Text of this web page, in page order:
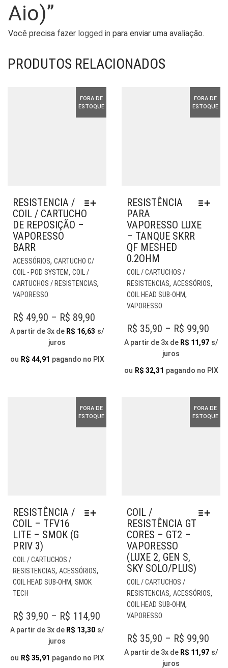
Aio)”
Você precisa fazer logged in para enviar uma avaliação.
PRODUTOS RELACIONADOS
FORA DE
ESTOQUE
RESISTENCIA /
COIL / CARTUCHO
DE REPOSIÇÃO –
VAPORESSO
BARR
ACESSÓRIOS, CARTUCHO C/
COIL - POD SYSTEM, COIL /
CARTUCHOS / RESISTENCIAS,
VAPORESSO
PRODUTO
VARIANTES.
OPÇÕES
PODEM
ESCOLHIDAS
R$ 49,90 – R$ 89,90
RANGE:
R$ 49,90
THROUGH
R$ 89,90
A partir de 3x de R$ 16,63 s/
juros
ou R$ 44,91 pagando no PIX
FORA DE
ESTOQUE
RESISTÊNCIA
PARA
VAPORESSO LUXE
– TANQUE SKRR
QF MESHED
0.2OHM
COIL / CARTUCHOS /
RESISTENCIAS, ACESSÓRIOS,
COIL HEAD SUB-OHM,
VAPORESSO
R$ 35,90 – R$ 99,90
A partir de 3x de R$ 11,97 s/
juros
ou R$ 32,31 pagando no PIX
FORA DE
ESTOQUE
RESISTÊNCIA /
COIL – TFV16
LITE – SMOK (G
PRIV 3)
COIL / CARTUCHOS /
RESISTENCIAS, ACESSÓRIOS,
COIL HEAD SUB-OHM, SMOK
TECH
PRODUTO
VARIANTES.
PODEM
ESCOLHIDAS
R$ 39,90 – R$ 114,90
RANGE:
R$ 39,90
THROUGH
A partir de 3x de R$ 13,30 s/
juros
ou R$ 35,91 pagando no PIX
FORA DE
ESTOQUE
COIL /
RESISTÊNCIA GT
CORES – GT2 –
VAPORESSO
(LUXE 2, GEN S,
SKY SOLO/PLUS)
COIL / CARTUCHOS /
RESISTENCIAS, ACESSÓRIOS,
COIL HEAD SUB-OHM,
VAPORESSO
R$ 35,90 – R$ 99,90
A partir de 3x de R$ 11,97 s/
juros